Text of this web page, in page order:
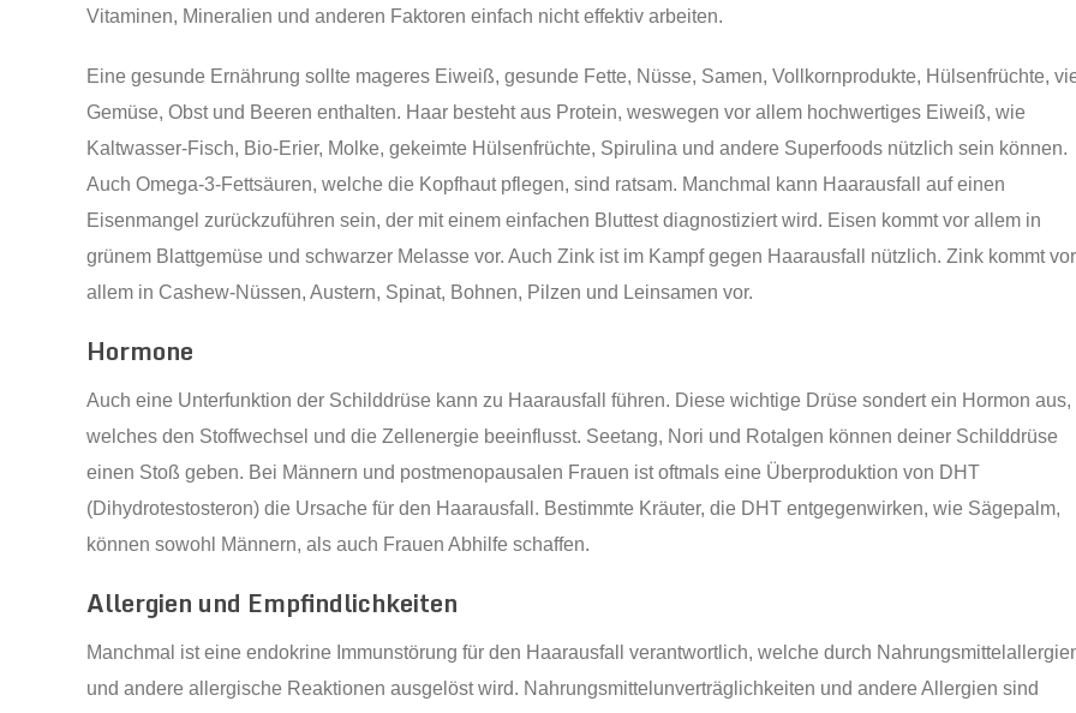
Vitaminen, Mineralien und anderen Faktoren einfach nicht effektiv arbeiten.
Eine gesunde Ernährung sollte mageres Eiweiß, gesunde Fette, Nüsse, Samen, Vollkornprodukte, Hülsenfrüchte,
Gemüse, Obst und Beeren enthalten. Haar besteht aus Protein, weswegen vor allem hochwertiges Eiweiß, wie
Kaltwasser-Fisch, Bio-Erier, Molke, gekeimte Hülsenfrüchte, Spirulina und andere Superfoods nützlich sein können.
Auch Omega-3-Fettsäuren, welche die Kopfhaut pflegen, sind ratsam. Manchmal kann Haarausfall auf einen
Eisenmangel zurückzuführen sein, der mit einem einfachen Bluttest diagnostiziert wird. Eisen kommt vor allem in
grünem Blattgemüse und schwarzer Melasse vor. Auch Zink ist im Kampf gegen Haarausfall nützlich. Zink kommt vor
allem in Cashew-Nüssen, Austern, Spinat, Bohnen, Pilzen und Leinsamen vor.
Hormone
Auch eine Unterfunktion der Schilddrüse kann zu Haarausfall führen. Diese wichtige Drüse sondert ein Hormon aus,
welches den Stoffwechsel und die Zellenergie beeinflusst. Seetang, Nori und Rotalgen können deiner Schilddrüse
einen Stoß geben. Bei Männern und postmenopausalen Frauen ist oftmals eine Überproduktion von DHT
(Dihydrotestosteron) die Ursache für den Haarausfall. Bestimmte Kräuter, die DHT entgegenwirken, wie Sägepalm,
können sowohl Männern, als auch Frauen Abhilfe schaffen.
Allergien und Empfindlichkeiten
Manchmal ist eine endokrine Immunstörung für den Haarausfall verantwortlich, welche durch
und andere allergische Reaktionen ausgelöst wird. Nahrungsmittelunverträglichkeiten und andere Allergien sind